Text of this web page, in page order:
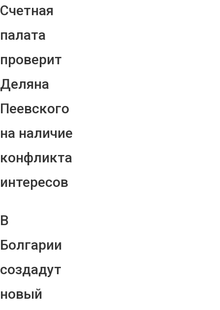
Счетная
палата
проверит
Деляна
Пеевского
на наличие
конфликта
интересов
В
Болгарии
создадут
новый